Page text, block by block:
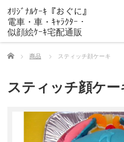
Home 商品 スティッチ顔ケーキ
スティッチ顔ケー